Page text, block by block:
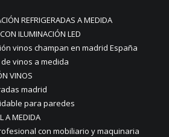
REFRIGERADAS A MEDIDA
ILUMINACIÓN LED
vinos champan en madrid España
vinos a medida
VINOS
madrid
para paredes
A MEDIDA
con mobiliario y maquinaria